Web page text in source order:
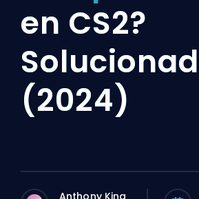
en CS2?
(2024)
Anthony King